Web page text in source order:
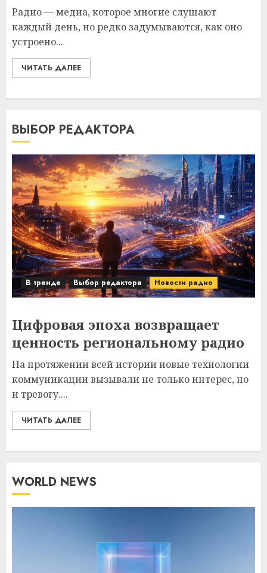
Радио — медиа, которое многие слушают
каждый день, но редко задумываются, как оно
устроено...
ЧИТАТЬ ДАЛЕЕ
ВЫБОР РЕДАКТОРА
В тренде Выбор редактора Новости радио
Цифровая эпоха возвращает
ценность региональному радио
На протяжении всей истории новые технологии
коммуникации вызывали не только интерес, но
и тревогу....
ЧИТАТЬ ДАЛЕЕ
WORLD NEWS